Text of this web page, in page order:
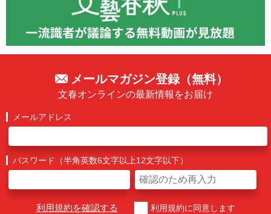
メールマガジン登録（無料）
文春オンラインの最新情報をお届け
メールアドレス
パスワード（半角英数6文字以上12文字以下）
利用規約を確認する 利用規約に同意します